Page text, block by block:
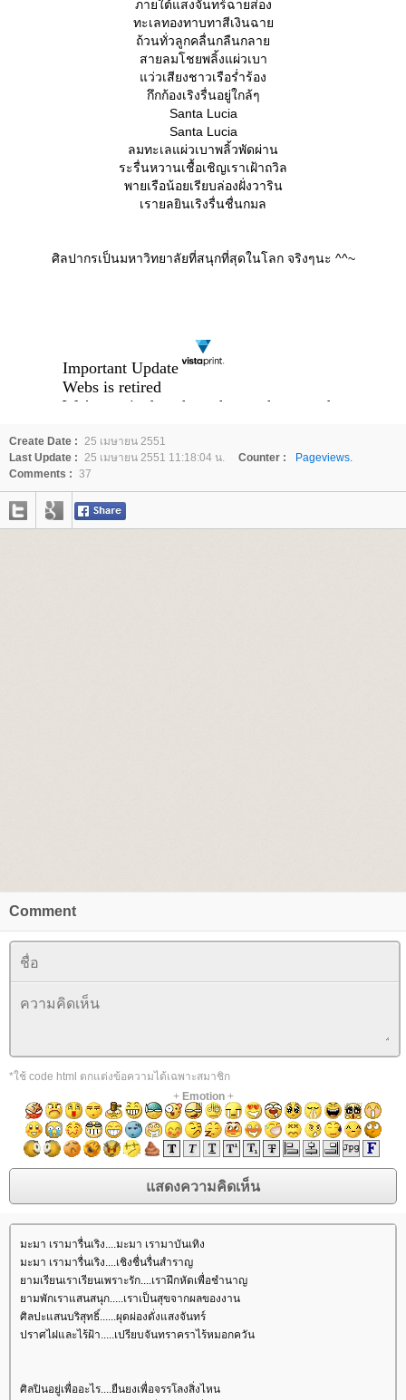
ภายใต้แสงจันทร์ฉายส่อง
ทะเลทองทาบทาสีเงินฉา
ถ้วนทั่วลูกคลื่นกลืนกลา
สายลมโชยพลิ้งแผ่วเบา
ว่วเสียงชาวเรือร่ำร้อง
กึกก้องเริงรื่นอยู่ใกล้ๆ
Santa Lucia
Santa Lucia
ลมทะเลแผ่วเบาพลิ้วพัดผ่าน
ระรื่นหวานเชื้อเชิญเราเฝ้าถวิล
พายเรือน้อยเรียบล่องฝั่งวาริน
เรายลยินเริงรื่นชื่นกมล
ศิลปากรเป็นมหาวิทยาลัยที่สนุกที่สุดในโลก จริงๆนะ ^^~
Create Date : 25 เมษายน 2551
Last Update : 25 เมษายน 2551 11:18:04 น. Counter :
Pageviews.
Comments : 37
Comment
*ใช้ code html ตกแต่งข้อความได้เฉพาะสมาชิก
+ Emotion+
มะมา เรามารื่นเริง....มะมา เรามาบันเทิง
มะมา เรามารื่นเริง....เชิงชื่นรื่นสำราญ
ามเรียนเราเรียนเพราะรัก....เราฝึกหัดเพื่อชำนาญ
ามพักเราแสนสนุก.....เราเป็นสุขจากผลของงาน
ศิลปะแสนบริสุทธิ์......ผุดผ่องดั่งแสงจันทร์
ปราศไฝและไร้ฝ้า.....เปรียบจันทราคราไร้หมอกควัน
ศิลปินอยู่เพื่ออะไร....ยืนยงเพื่อจรรโลงสิ่งไหน